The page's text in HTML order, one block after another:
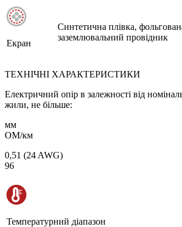
Екран
Синтетична плівка,
заземлювальний провідник
ТЕХНІЧНІ ХАРАКТЕРИСТИКИ
Електричний опір в залежності від
жили, не більше:
мм
ОМ/км
0,51 (24 AWG)
96
Температурний діапазон